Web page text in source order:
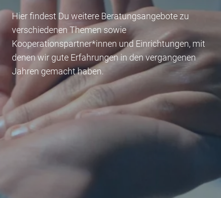
Hier findest Du weitere Beratungsangebote zu
verschiedenen Themen sowie
Kooperationspartner*innen und Einrichtungen, mit
denen wir gute Erfahrungen in den vergangenen
Jahren gemacht haben.